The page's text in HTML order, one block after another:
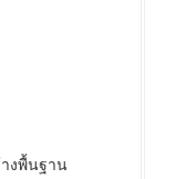
งพื้นฐาน